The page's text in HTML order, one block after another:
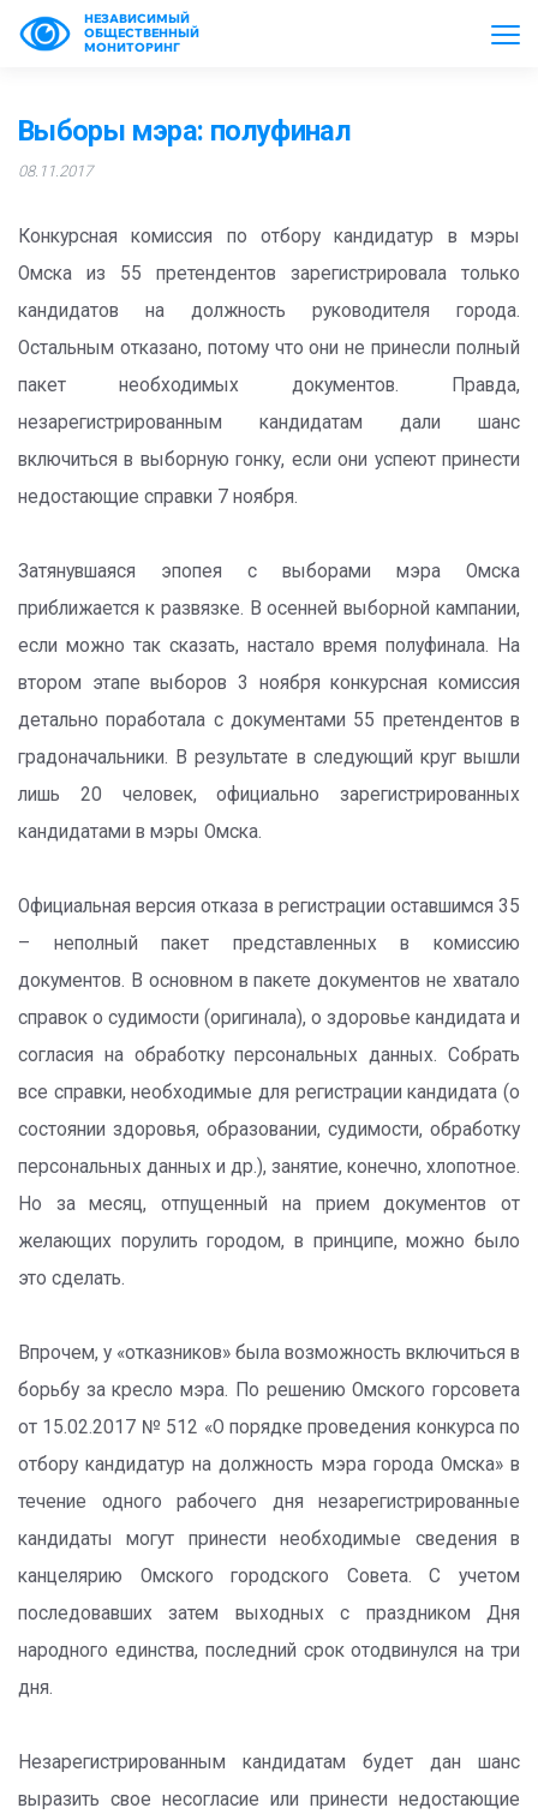
НЕЗАВИСИМЫЙ
ОБЩЕСТВЕННЫЙ
МОНИТОРИНГ
Выборы мэра: полуфинал
08.11.2017
Конкурсная комиссия по отбору кандидатур в мэры
Омска из 55 претендентов зарегистрировала только
кандидатов на должность руководителя города.
Остальным отказано, потому что они не принесли полный
пакет необходимых документов. Правда,
незарегистрированным кандидатам дали шанс
включиться в выборную гонку, если они успеют принести
недостающие справки 7 ноября.
Затянувшаяся эпопея с выборами мэра Омска
приближается к развязке. В осенней выборной кампании,
если можно так сказать, настало время полуфинала. На
втором этапе выборов 3 ноября конкурсная комиссия
детально поработала с документами 55 претендентов в
градоначальники. В результате в следующий круг вышли
лишь 20 человек, официально зарегистрированных
кандидатами в мэры Омска.
Официальная версия отказа в регистрации оставшимся 35
– неполный пакет представленных в комиссию
документов. В основном в пакете документов не хватало
справок о судимости (оригинала), о здоровье кандидата и
согласия на обработку персональных данных. Собрать
все справки, необходимые для регистрации кандидата (о
состоянии здоровья, образовании, судимости, обработку
персональных данных и др.), занятие, конечно, хлопотное.
Но за месяц, отпущенный на прием документов от
желающих порулить городом, в принципе, можно было
это сделать.
Впрочем, у «отказников» была возможность включиться в
борьбу за кресло мэра. По решению Омского горсовета
от 15.02.2017 № 512 «О порядке проведения конкурса по
отбору кандидатур на должность мэра города Омска» в
течение одного рабочего дня незарегистрированные
кандидаты могут принести необходимые сведения в
канцелярию Омского городского Совета. С учетом
последовавших затем выходных с праздником Дня
народного единства, последний срок отодвинулся на три
дня.
Незарегистрированным кандидатам будет дан шанс
выразить свое несогласие или принести недостающие